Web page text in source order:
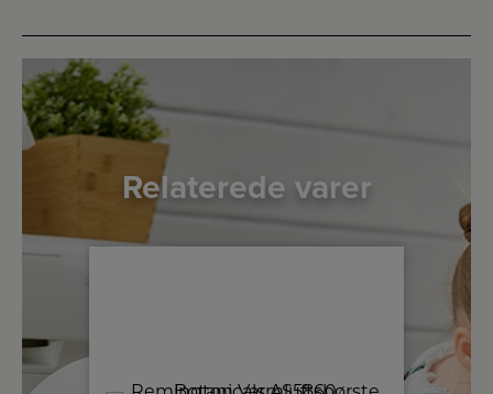
Relaterede varer